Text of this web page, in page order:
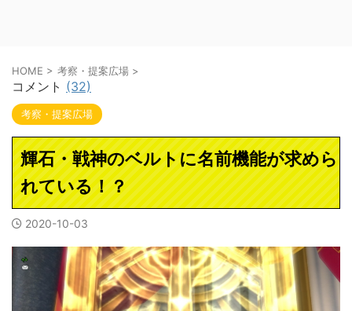
HOME > 考察・提案広場 >
コメント (32)
考察・提案広場
輝石・戦神のベルトに名前機能が求めら
れている！？
2020-10-03